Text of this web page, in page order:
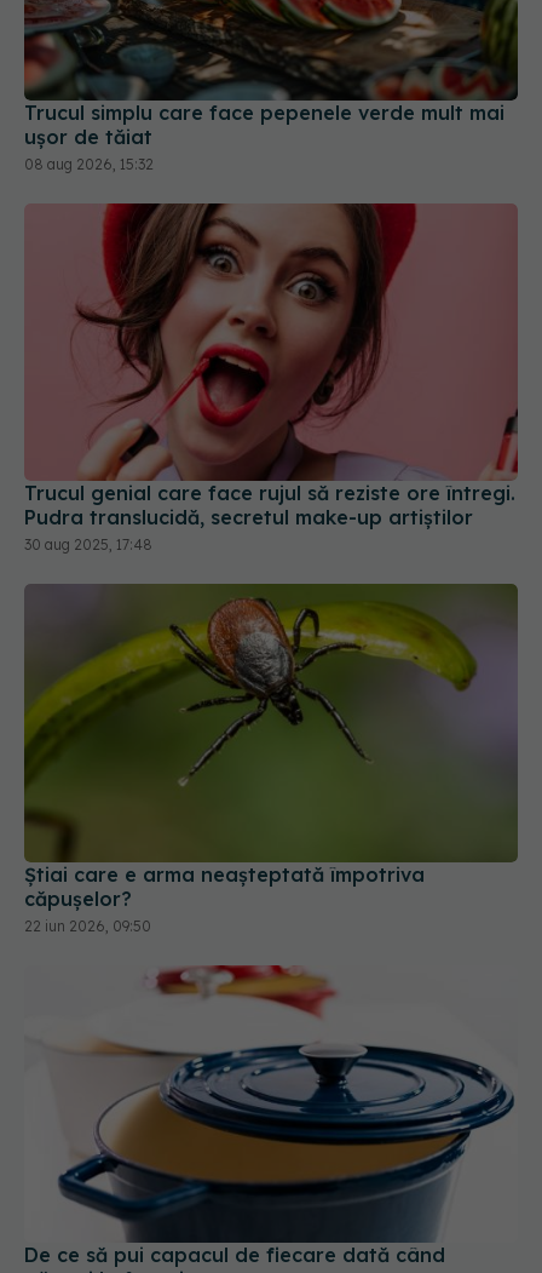
Trucul simplu care face pepenele verde mult mai
ușor de tăiat
08 aug 2026, 15:32
Trucul genial care face rujul să reziste ore întregi.
Pudra translucidă, secretul make-up artiștilor
30 aug 2025, 17:48
Știai care e arma neașteptată împotriva
căpușelor?
De ce să pui capacul de fiecare dată când
gătești la foc mic
28 dec 2025, 17:50